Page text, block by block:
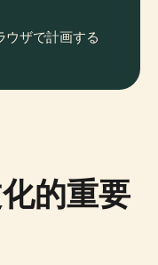
ウザで計画する
的重要